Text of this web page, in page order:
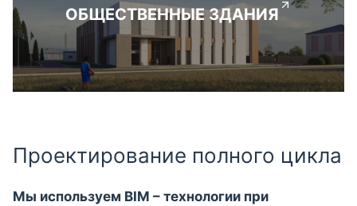
ОБЩЕСТВЕННЫЕ ЗДАНИЯ
Проектирование полного цикла
Мы используем BIM – технологии при